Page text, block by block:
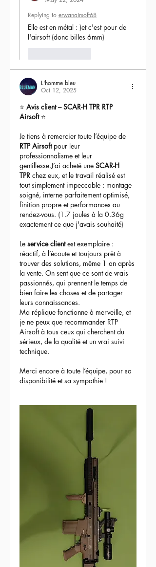
Replying to erwanairsoft68
Elle est en métal : )et c'est pour de
l'airsoft (donc billes 6mm)
L'homme bleu
Oct 12, 2025
⭐ Avis client – SCAR-H TPR RTP
Airsoft ⭐
Je tiens à remercier toute l’équipe de
RTP Airsoft pour leur
professionnalisme et leur
gentillesse.J’ai acheté une SCAR-H
TPR chez eux, et le travail réalisé est
tout simplement impeccable : montage
soigné, interne parfaitement optimisé,
finition propre et performances au
rendez-vous. (1.7 joules à la 0.36g
exactement ce que j'avais souhaité)
Le service client est exemplaire :
réactif, à l’écoute et toujours prêt à
trouver des solutions, même 1 an après
la vente. On sent que ce sont de vrais
passionnés, qui prennent le temps de
bien faire les choses et de partager
leurs connaissances.
Ma réplique fonctionne à merveille, et
je ne peux que recommander RTP
Airsoft à tous ceux qui cherchent du
sérieux, de la qualité et un vrai suivi
technique.
Merci encore à toute l’équipe, pour sa
disponibilité et sa sympathie !